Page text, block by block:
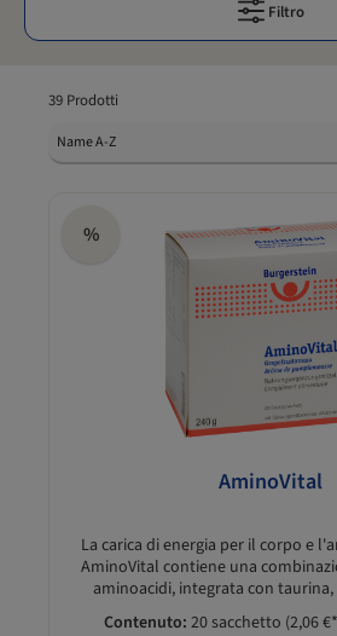
Filtro
39 Prodotti
%
AminoVital
La carica di energia per il corpo e
AminoVital contiene una
aminoacidi, integrata con
vitamine. Perfetto nelle fasi di
Contenuto: 20 sacchetto (2,06